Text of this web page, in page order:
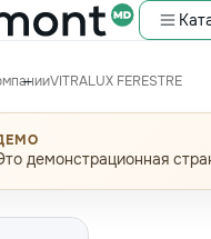
VITRALUX FERESTRE
демонстрационная